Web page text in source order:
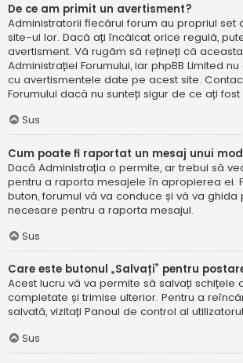
De ce am primit un avertisment?
Administratorii fiecărui forum au propriul set
site-ul lor. Dacă ați încălcat orice regulă,
avertisment. Vă rugăm să rețineți că
Administrației Forumului, iar phpBB Limited
cu avertismentele date pe acest site.
Forumului dacă nu sunteți sigur de ce ați fost
Sus
Cum poate fi raportat un mesaj unui
Dacă Administrația o permite, ar trebui să
pentru a raporta mesajele în apropierea ei.
buton, forumul vă va conduce și vă va
necesare pentru a raporta mesajul.
Sus
Care este butonul „Salvați” pentru
Acest lucru vă va permite să salvați schițele
completate și trimise ulterior. Pentru a
salvată, vizitați Panoul de control al
Sus